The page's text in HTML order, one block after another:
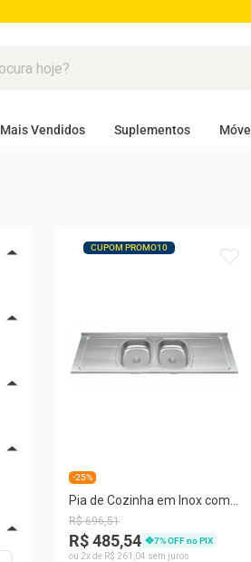
Mais Vendidos Suplementos
CUPOM PROMO10
-25%
Pia de Cozinha em Inox com
2 Cubas 160 cm 30316 Ghel
Plus
R$ 696,51
R$ 485,54 7% OFF no PIX
ou 2x de R$ 261 04 sem juros